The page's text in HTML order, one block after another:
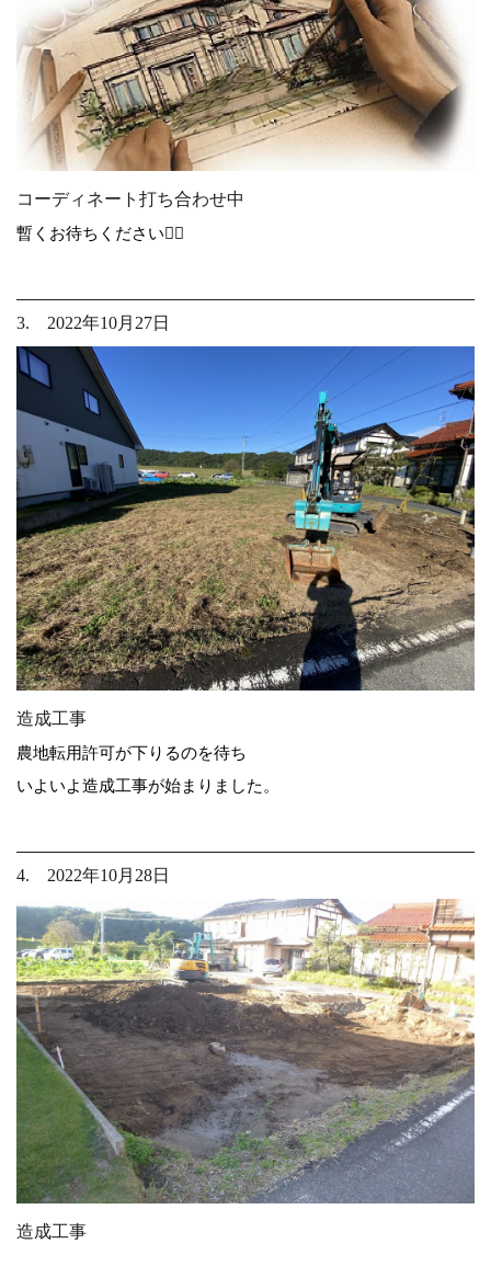
コーディネート打ち合わせ中
暫くお待ちください🙇‍♀️
3. 2022年10月27日
造成工事
農地転用許可が下りるのを待ち
いよいよ造成工事が始まりました。
4. 2022年10月28日
造成工事